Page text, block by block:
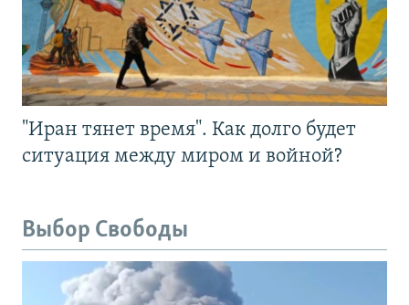
"Иран тянет время". Как долго будет
ситуация между миром и войной?
Выбор Свободы